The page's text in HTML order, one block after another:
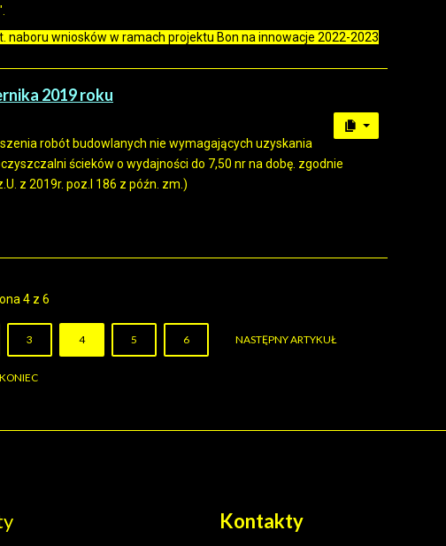
naboru wniosków w ramach projektu Bon na innowacje 2022-2023
2019 roku
robót budowlanych nie wymagających uzyskania
ścieków o wydajności do 7,50 nr na dobę. zgodnie
z 2019r. poz.l 186 z późn. zm.)
4 z 6
3 4 5 6 NASTĘPNY ARTYKUŁ
KONIEC
Kontakty